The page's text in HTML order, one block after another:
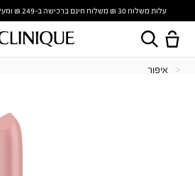
עלות משלוח 30 ₪ משלוח חינם ברכישה ב-249 ₪ ומעלה | עד 14 ימי עסקים
איפור